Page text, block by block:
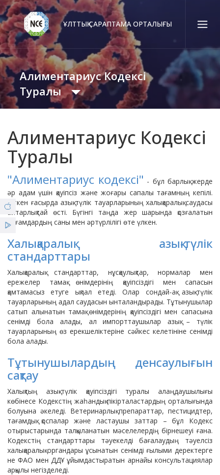
ҰЛТТЫҚ САРАПТАМА ОРТАЛЫҒЫ
Қаз Рус
Eng
Байланыс орталығы:
58-85-55, 258-85-55 (Алматы)
+7 (7277) 27-70-67 (Қонаев
)
Біз туралы
Филиалдар
Қызметтер
Жаңалықтар
ҰСО жаршысы
© Copyright 2019 - nce.kz - all rights reserved.
Алиментариус Кодексі
Туралы
Ведомствоаралық Үйлестіру Кеңесі
Комитеттер
Алиментариус Кодексі
Туралы
"Алиментариус кодексі" - бұл барлық жерде
әр адам үшін қауіпсіз және жоғары сапалы тағамның кепілі.
Өткен ғасырда азық-түлік тауарларының халықаралық саудасы
айтарлықтай өсті. Бүгінгі таңда жер шарында қозғалатын
тағамдардың саны мен әртүрлілігі өте үлкен.
Халықаралық азық-түлік
стандарттары
Халықаралық стандарттар, нұсқаулықтар, нормалар мен
ережелер тамақ өнімдерінің қауіпсіздігі мен сапасын
қамтамасыз етуге ықпал етеді. Олар сондай-ақ азық-түлік
тауарларының адал саудасын ынталандырады. Тұтынушылар
сатып алынатын тамақ өнімдерінің қауіпсіздігі мен сапасына
сенімді бола алады, ал импорттаушылар азық – түлік
тауарларының өз ерекшеліктеріне сәйкес келетініне сенімді
бола алады.
Тұтынушылардың денсаулығын
сақтау
Халықтың азық-түлік қауіпсіздігі туралы алаңдаушылығы
көбінесе Кодекстің жаһандық пікірталастардың орталығында
болуына әкеледі. Ветеринарлық препараттар, пестицидтер,
тағамдық қоспалар және ластаушы заттар – бұл Кодекс
отырыстарында талқыланатын мәселелердің бірнешеуі ғана.
Кодекстің стандарттары тәуекелді бағалаудың тәуелсіз
халықаралық органдары ұсынатын сенімді ғылыми деректерге
не ФАО мен ДДҰ ұйымдастыратын арнайы консультациялар
арқылы негізделеді.